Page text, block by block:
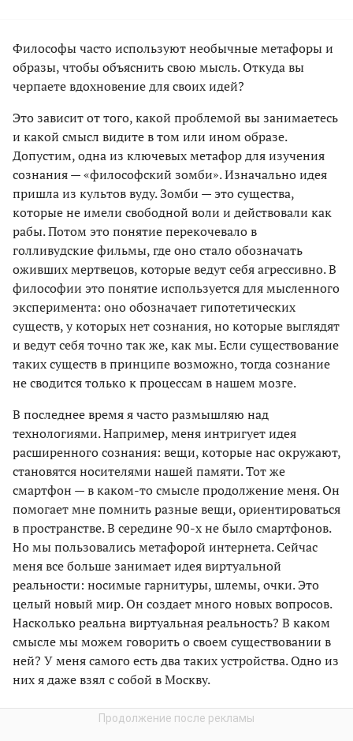
Философы часто используют необычные метафоры и
образы, чтобы объяснить свою мысль. Откуда вы
черпаете вдохновение для своих идей?
Это зависит от того, какой проблемой вы занимаетесь
и какой смысл видите в том или ином образе.
Допустим, одна из ключевых метафор для изучения
сознания — «философский зомби». Изначально идея
пришла из культов вуду. Зомби — это существа,
которые не имели свободной воли и действовали как
рабы. Потом это понятие перекочевало в
голливудские фильмы, где оно стало обозначать
оживших мертвецов, которые ведут себя агрессивно. В
философии это понятие используется для мысленного
эксперимента: оно обозначает гипотетических
существ, у которых нет сознания, но которые выглядят
и ведут себя точно так же, как мы. Если существование
таких существ в принципе возможно, тогда сознание
не сводится только к процессам в нашем мозге.
В последнее время я часто размышляю над
технологиями. Например, меня интригует идея
расширенного сознания: вещи, которые нас окружают,
становятся носителями нашей памяти. Тот же
смартфон — в каком-то смысле продолжение меня. Он
помогает мне помнить разные вещи, ориентироваться
в пространстве. В середине 90-х не было смартфонов.
Но мы пользовались метафорой интернета. Сейчас
меня все больше занимает идея виртуальной
реальности: носимые гарнитуры, шлемы, очки. Это
целый новый мир. Он создает много новых вопросов.
Насколько реальна виртуальная реальность? В каком
смысле мы можем говорить о своем существовании в
ней? У меня самого есть два таких устройства. Одно из
них я даже взял с собой в Москву.